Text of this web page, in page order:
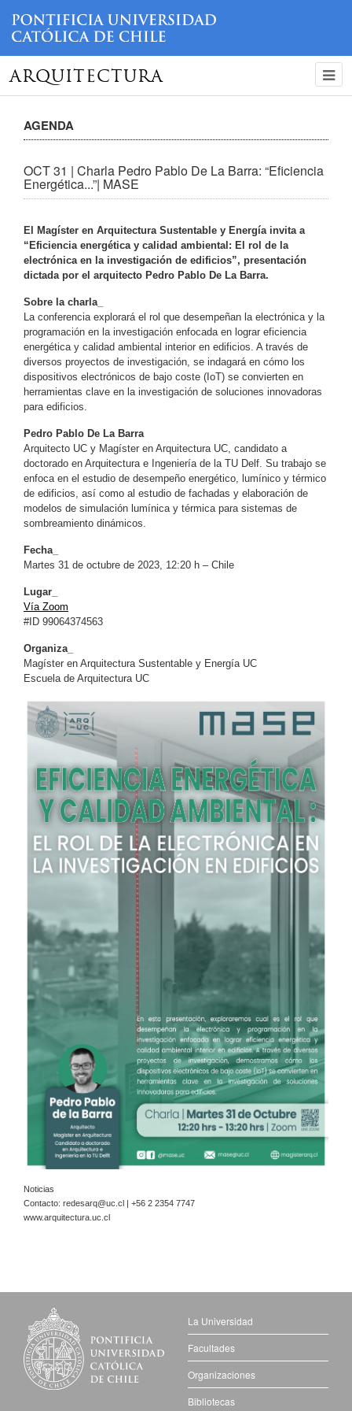
ARQUITECTURA
AGENDA
OCT 31 | Charla Pedro Pablo De La Barra: “Eficiencia
Energética...”| MASE
El Magíster en Arquitectura Sustentable y Energía invita a
“Eficiencia energética y calidad ambiental: El rol de la
electrónica en la investigación de edificios”, presentación
dictada por el arquitecto Pedro Pablo De La Barra.
Sobre la charla_
La conferencia explorará el rol que desempeñan la electrónica y la
programación en la investigación enfocada en lograr eficiencia
energética y calidad ambiental interior en edificios. A través de
diversos proyectos de investigación, se indagará en cómo los
dispositivos electrónicos de bajo coste (IoT) se convierten en
herramientas clave en la investigación de soluciones innovadoras
para edificios.
Pedro Pablo De La Barra
Arquitecto UC y Magíster en Arquitectura UC, candidato a
doctorado en Arquitectura e Ingeniería de la TU Delf. Su trabajo se
enfoca en el estudio de desempeño energético, lumínico y térmico
de edificios, así como al estudio de fachadas y elaboración de
modelos de simulación lumínica y térmica para sistemas de
sombreamiento dinámicos.
Fecha_
Martes 31 de octubre de 2023, 12:20 h – Chile
Lugar_
Vía Zoom
#ID 99064374563
Organiza_
Magíster en Arquitectura Sustentable y Energía UC
Escuela de Arquitectura UC
Noticias
Contacto: redesarq@uc.cl | +56 2 2354 7747
www.arquitectura.uc.cl
La Universidad
Facultades
Organizaciones
Bibliotecas